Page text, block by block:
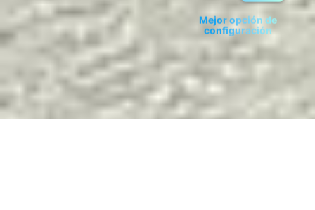
Mejor opción de
configuración